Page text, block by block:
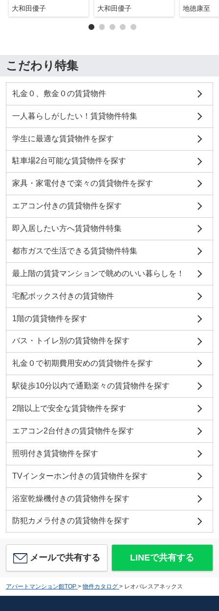
大和田優子 大和田優子 地徳康至
こだわり特集
礼金０、敷金０の賃貸物件
一人暮らしがしたい！賃貸物件特集
学生に最適な賃貸物件を探す
駐車場2台可能な賃貸物件を探す
家具・家電付きで楽々の賃貸物件を探す
エアコン付きの賃貸物件を探す
即入居したい方へ賃貸物件特集
都市ガスで生活できる賃貸物件特集
最上階の賃貸マンションで眺めのいい暮らしを！
宅配ボックス付きの賃貸物件
1階の賃貸物件を探す
バス・トイレ別の賃貸物件を探す
礼金０で初期費用安めの賃貸物件を探す
駅徒歩10分以内で通勤楽々の賃貸物件を探す
2階以上で安全な賃貸物件を探す
エアコン2台付きの賃貸物件を探す
照明付き賃貸物件を探す
TVインターホン付きの賃貸物件を探す
浴室乾燥機付きの賃貸物件を探す
防犯カメラ付きの賃貸物件を探す
メールで共有する LINEで共有する
アパートマンション館TOP > 物件カタログ > レオパレスアネックス